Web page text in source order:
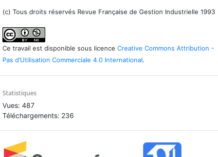
(c) Tous droits réservés Revue Française de Gestion Industrielle 1993
Ce travail est disponible sous licence Creative Commons Attribution -
Pas d’Utilisation Commerciale 4.0 International.
Statistiques
Vues: 487
Téléchargements: 236